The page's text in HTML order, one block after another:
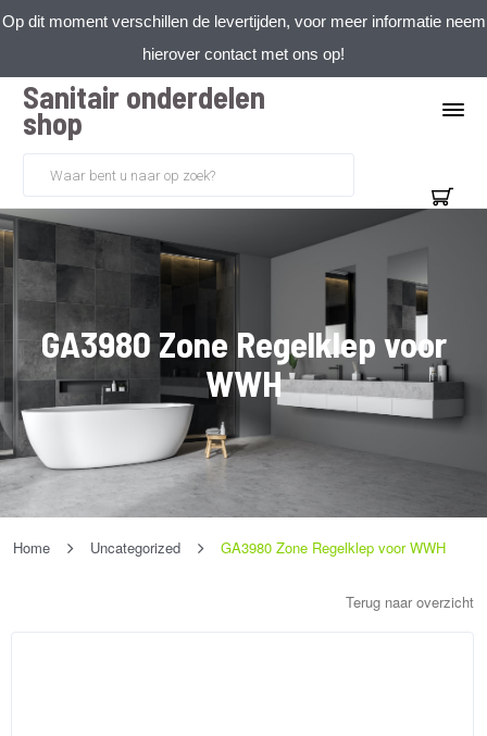
Op dit moment verschillen de levertijden, voor meer informatie neem
hierover contact met ons op!
Sanitair onderdelen
shop
GA3980 Zone Regelklep voor
WWH
Home Uncategorized GA3980 Zone Regelklep voor WWH
Terug naar overzicht